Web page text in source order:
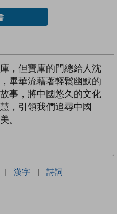
，但寶庫的門總給人沈
畢華流藉著輕鬆幽默的
事，將中國悠久的文化
，引領我們追尋中國
。
| 漢字 | 詩詞